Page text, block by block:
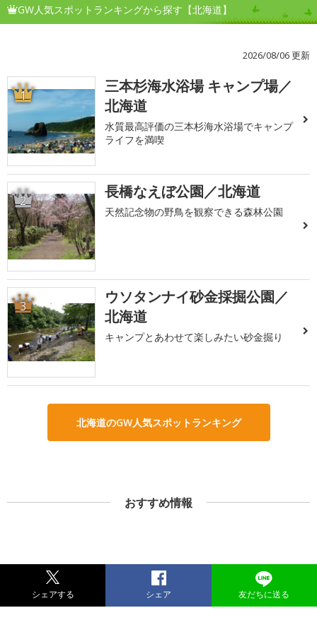
GW人気スポットランキングから探す【北海道】
2026/08/06 更新
1
三本杉海水浴場 キャンプ場／
北海道
水質最高評価の三本杉海水浴場でキャンプ
ライフを満喫
2 長橋なえぼ公園／北海道
天然記念物の野鳥を観察できる森林公園
3
ウソタンナイ砂金採掘公園／
北海道
キャンプとあわせて楽しみたい砂金掘り
北海道のGW人気スポットランキング
おすすめ情報
シェアする シェア 友だちに送る